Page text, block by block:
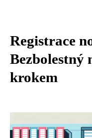
Registrace
Bezbolestný
krokem